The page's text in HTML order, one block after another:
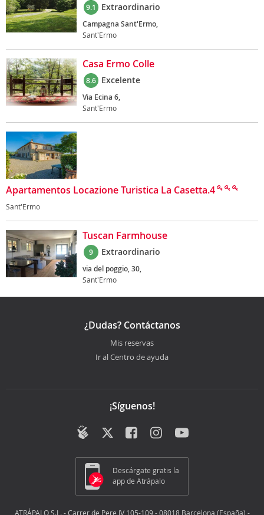
9.1 Extraordinario
Campagna Sant'Ermo,
Sant'Ermo
Casa Ermo Colle
8.6 Excelente
Via Ecina 6,
Sant'Ermo
Apartamentos Locazione Turistica La Casetta.4
Sant'Ermo
Tuscan Farmhouse
9 Extraordinario
via del poggio, 30,
Sant'Ermo
¿Dudas? Contáctanos
Mis reservas
Ir al Centro de ayuda
¡Síguenos!
Descárgate gratis la
app de Atrápalo
ATRÁPALO S.L. - Carrer de Pere IV 105-109 - 08018 Barcelona (España) -